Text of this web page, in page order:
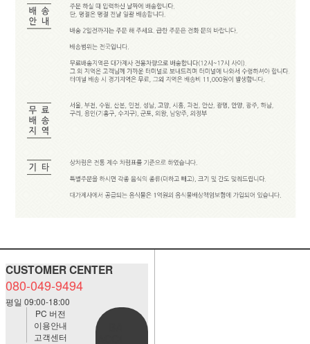
CUSTOMER CENTER
080-049-9494
평일 09:00-18:00
PC 버전
이용안내
고객센터